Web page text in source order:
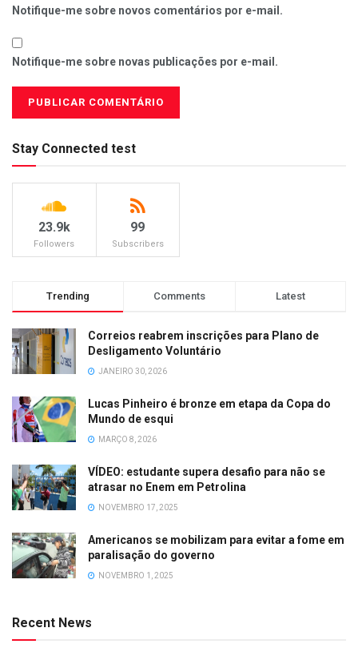
Notifique-me sobre novos comentários por e-mail.
Notifique-me sobre novas publicações por e-mail.
Stay Connected test
23.9k
Followers
99
Subscribers
Trending Comments Latest
Correios reabrem inscrições para Plano de
Desligamento Voluntário
JANEIRO 30, 2026
Lucas Pinheiro é bronze em etapa da Copa do
Mundo de esqui
MARÇO 8, 2026
VÍDEO: estudante supera desafio para não se
atrasar no Enem em Petrolina
NOVEMBRO 17, 2025
Americanos se mobilizam para evitar a fome em
paralisação do governo
NOVEMBRO 1, 2025
Recent News